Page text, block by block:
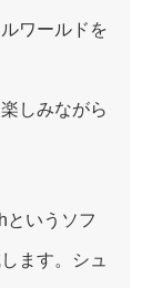
ワールドを
しみながら
というソフ
ます。シュ